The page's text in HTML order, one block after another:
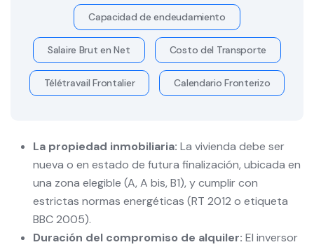
Capacidad de endeudamiento
Salaire Brut en Net Costo del Transporte
Télétravail Frontalier Calendario Fronterizo
La propiedad inmobiliaria: La vivienda debe ser
nueva o en estado de futura finalización, ubicada en
una zona elegible (A, A bis, B1), y cumplir con
estrictas normas energéticas (RT 2012 o etiqueta
BBC 2005).
Duración del compromiso de alquiler: El inversor